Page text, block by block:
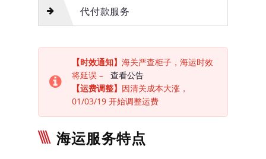
代付款服务
【时效通知】 海关严查柜子，海运时效
将延误 – 查看公告
【运费调整】 因清关成本大涨，
01/03/19 开始调整运费
海运服务特点